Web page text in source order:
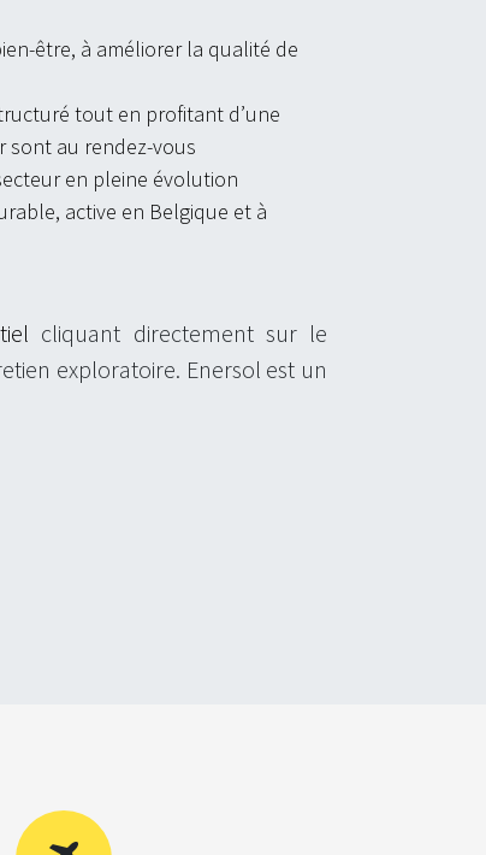
être, à améliorer la qualité de
tout en profitant d’une
sont au rendez-vous
en pleine évolution
active en Belgique et à
cliquant directement sur le
exploratoire. Enersol est un